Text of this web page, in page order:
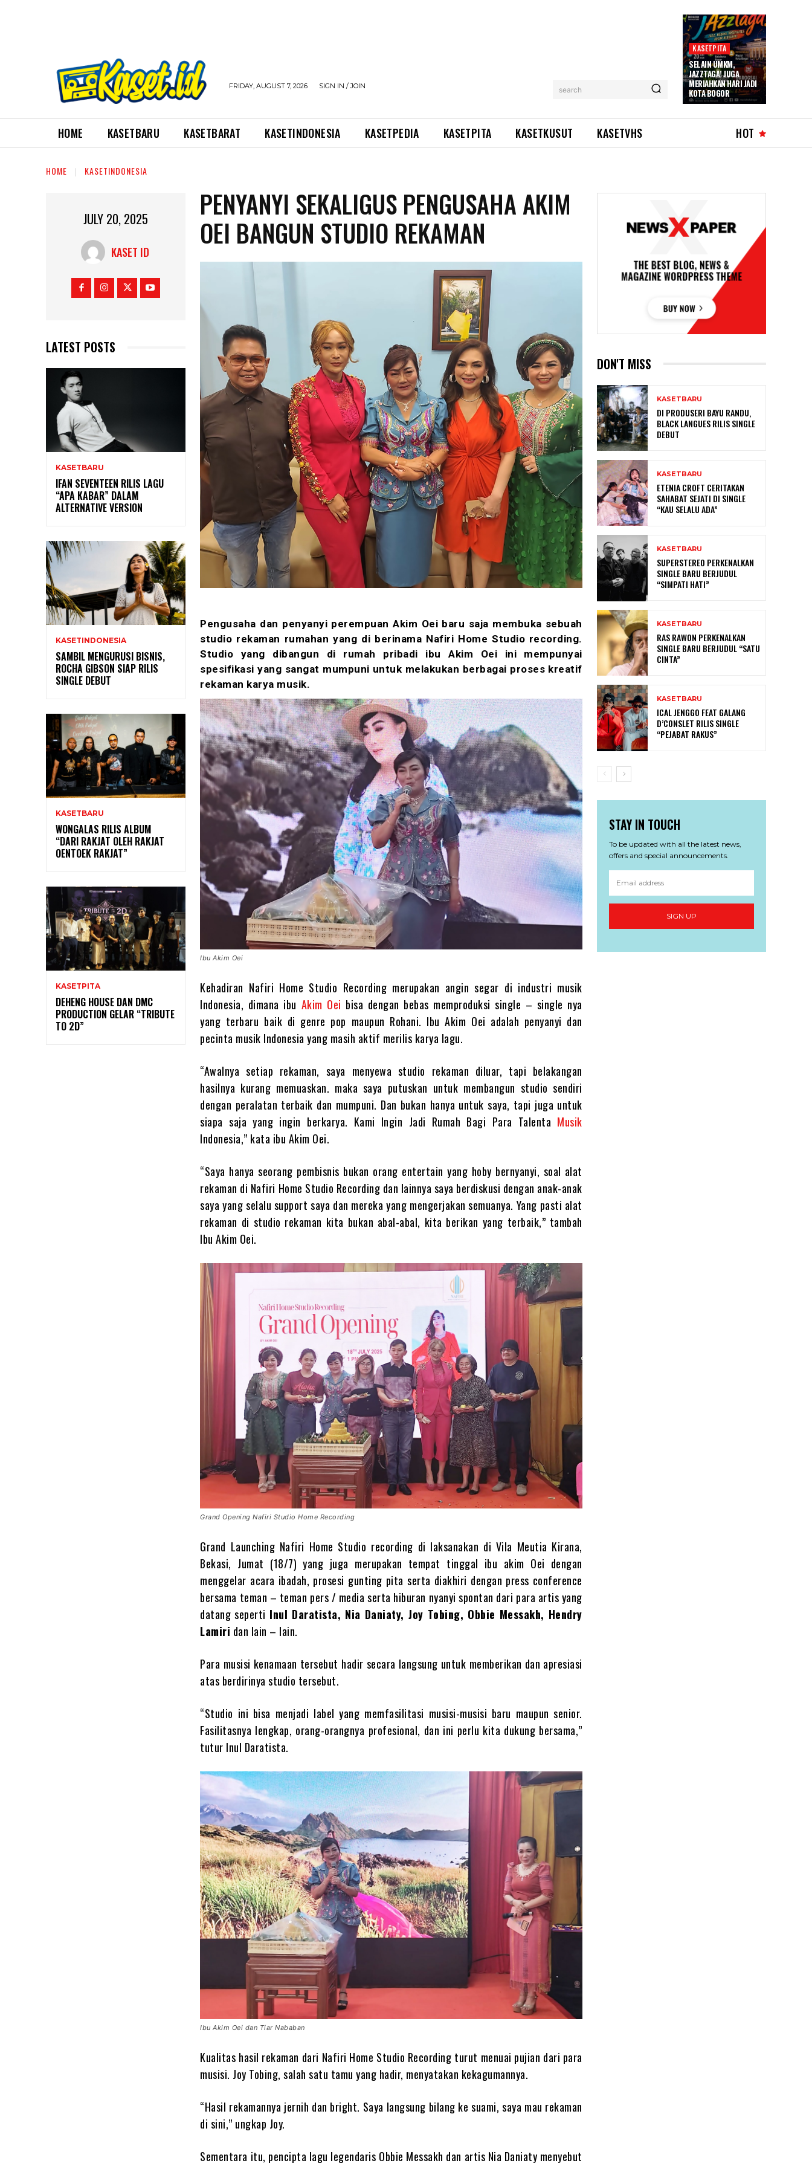
FRIDAY, AUGUST 7, 2026 SIGN IN / JOIN search
KASETPITA
SELAIN UMKM,
JAZZTAGA! JUGA
MERIAHKAN HARI JADI
KOTA BOGOR
HOME KASETBARU KASETBARAT KASETINDONESIA KASETPEDIA KASETPITA KASETKUSUT KASETVHS HOT
HOME KASETINDONESIA
JULY 20, 2025
KASET ID
LATEST POSTS
KASETBARU
IFAN SEVENTEEN RILIS LAGU
“APA KABAR” DALAM
ALTERNATIVE VERSION
KASETINDONESIA
SAMBIL MENGURUSI BISNIS,
ROCHA GIBSON SIAP RILIS
SINGLE DEBUT
KASETBARU
WONGALAS RILIS ALBUM
“DARI RAKJAT OLEH RAKJAT
OENTOEK RAKJAT”
KASETPITA
DEHENG HOUSE DAN DMC
PRODUCTION GELAR “TRIBUTE
TO 2D”
PENYANYI SEKALIGUS PENGUSAHA AKIM
OEI BANGUN STUDIO REKAMAN
Pengusaha dan penyanyi perempuan Akim Oei baru saja membuka sebuah
studio rekaman rumahan yang di berinama Nafiri Home Studio recording.
Studio yang dibangun di rumah pribadi ibu Akim Oei ini mempunyai
spesifikasi yang sangat mumpuni untuk melakukan berbagai proses kreatif
rekaman karya musik.
Ibu Akim Oei
Kehadiran Nafiri Home Studio Recording merupakan angin segar di industri musik
Indonesia, dimana ibu Akim Oei bisa dengan bebas memproduksi single – single nya
yang terbaru baik di genre pop maupun Rohani. Ibu Akim Oei adalah penyanyi dan
pecinta musik Indonesia yang masih aktif merilis karya lagu.
“Awalnya setiap rekaman, saya menyewa studio rekaman diluar, tapi belakangan
hasilnya kurang memuaskan. maka saya putuskan untuk membangun studio sendiri
dengan peralatan terbaik dan mumpuni. Dan bukan hanya untuk saya, tapi juga untuk
siapa saja yang ingin berkarya. Kami Ingin Jadi Rumah Bagi Para Talenta Musik
Indonesia,” kata ibu Akim Oei.
“Saya hanya seorang pembisnis bukan orang entertain yang hoby bernyanyi, soal alat
rekaman di Nafiri Home Studio Recording dan lainnya saya berdiskusi dengan anak-anak
saya yang selalu support saya dan mereka yang mengerjakan semuanya. Yang pasti alat
rekaman di studio rekaman kita bukan abal-abal, kita berikan yang terbaik,” tambah
Ibu Akim Oei.
Grand Opening Nafiri Studio Home Recording
Grand Launching Nafiri Home Studio recording di laksanakan di Vila Meutia Kirana,
Bekasi, Jumat (18/7) yang juga merupakan tempat tinggal ibu akim Oei dengan
menggelar acara ibadah, prosesi gunting pita serta diakhiri dengan press conference
bersama teman – teman pers / media serta hiburan nyanyi spontan dari para artis yang
datang seperti Inul Daratista, Nia Daniaty, Joy Tobing, Obbie Messakh, Hendry
Lamiri dan lain – lain.
Para musisi kenamaan tersebut hadir secara langsung untuk memberikan dan apresiasi
atas berdirinya studio tersebut.
“Studio ini bisa menjadi label yang memfasilitasi musisi-musisi baru maupun senior.
Fasilitasnya lengkap, orang-orangnya profesional, dan ini perlu kita dukung bersama,”
tutur Inul Daratista.
Ibu Akim Oei dan Tiar Nababan
Kualitas hasil rekaman dari Nafiri Home Studio Recording turut menuai pujian dari para
musisi. Joy Tobing, salah satu tamu yang hadir, menyatakan kekagumannya.
“Hasil rekamannya jernih dan bright. Saya langsung bilang ke suami, saya mau rekaman
di sini,” ungkap Joy.
Sementara itu, pencipta lagu legendaris Obbie Messakh dan artis Nia Daniaty menyebut
DON'T MISS
KASETBARU
DI PRODUSERI BAYU RANDU,
BLACK LANGUES RILIS SINGLE
DEBUT
KASETBARU
ETENIA CROFT CERITAKAN
SAHABAT SEJATI DI SINGLE
“KAU SELALU ADA”
KASETBARU
SUPERSTEREO PERKENALKAN
SINGLE BARU BERJUDUL
“SIMPATI HATI”
KASETBARU
RAS RAWON PERKENALKAN
SINGLE BARU BERJUDUL “SATU
CINTA”
KASETBARU
ICAL JENGGO FEAT GALANG
D’CONSLET RILIS SINGLE
“PEJABAT RAKUS”
STAY IN TOUCH
To be updated with all the latest news,
offers and special announcements.
SIGN UP